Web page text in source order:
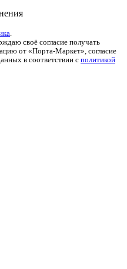
.
своё согласие получать
от «Порта-Маркет», согласие
в соответствии с политикой